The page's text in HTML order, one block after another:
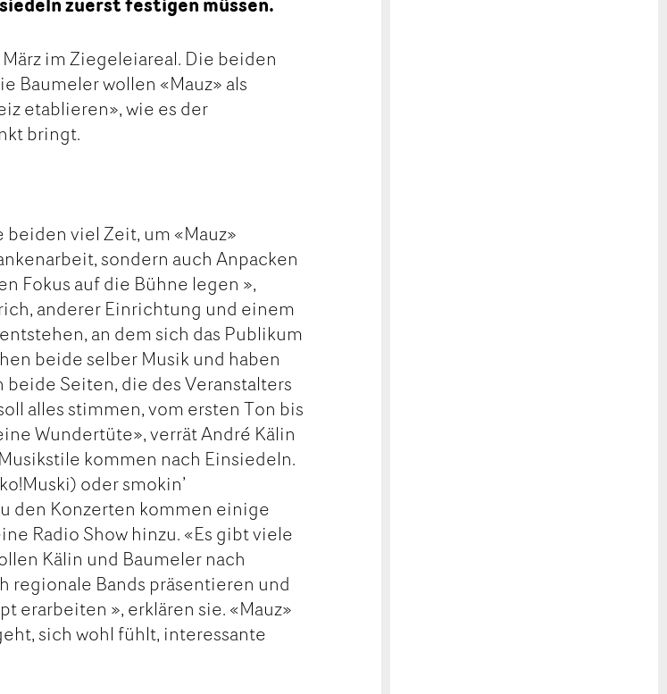
im Ziegeleiareal. Die beiden
Baumeler wollen «Mauz» als
etablieren», wie es der
bringt.
viel Zeit, um «Mauz»
sondern auch Anpacken
Fokus auf die Bühne legen »,
anderer Einrichtung und einem
an dem sich das Publikum
beide selber Musik und haben
Seiten, die des Veranstalters
alles stimmen, vom ersten Ton bis
Wundertüte», verrät André Kälin
kommen nach Einsiedeln.
oder smokin’
den Konzerten kommen einige
Radio Show hinzu. «Es gibt viele
Kälin und Baumeler nach
regionale Bands präsentieren und
erarbeiten », erklären sie. «Mauz»
sich wohl fühlt, interessante